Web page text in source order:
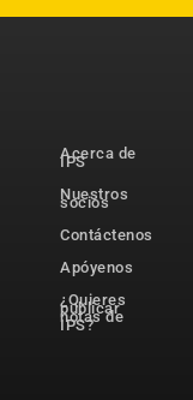
Acerca de
IPS
Nuestros
socios
Contáctenos
Apóyenos
¿Quieres
publicar
notas de
IPS?